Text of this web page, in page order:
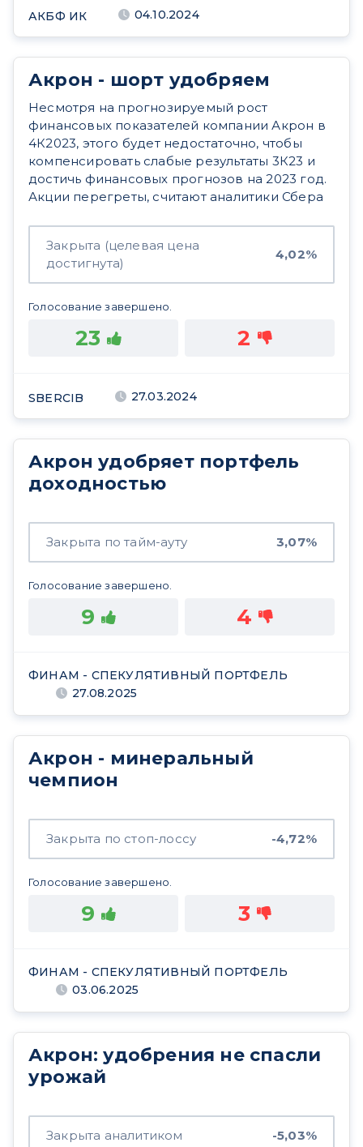
АКБФ ИК 04.10.2024
Акрон - шорт удобряем
Несмотря на прогнозируемый рост
финансовых показателей компании Акрон в
4К2023, этого будет недостаточно, чтобы
компенсировать слабые результаты 3К23 и
достичь финансовых прогнозов на 2023 год.
Акции перегреты, считают аналитики Сбера
Закрыта (целевая цена
достигнута)
4,02%
Голосование завершено.
23 2
SBERCIB 27.03.2024
Акрон удобряет портфель
доходностью
Закрыта по тайм-ауту 3,07%
Голосование завершено.
9 4
ФИНАМ - СПЕКУЛЯТИВНЫЙ ПОРТФЕЛЬ
27.08.2025
Акрон - минеральный
чемпион
Закрыта по стоп-лоссу -4,72%
Голосование завершено.
9 3
ФИНАМ - СПЕКУЛЯТИВНЫЙ ПОРТФЕЛЬ
03.06.2025
Акрон: удобрения не спасли
урожай
Закрыта аналитиком -5,03%